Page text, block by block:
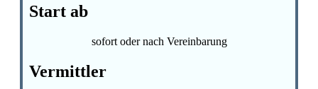
Start ab
sofort oder nach Vereinbarung
Vermittler